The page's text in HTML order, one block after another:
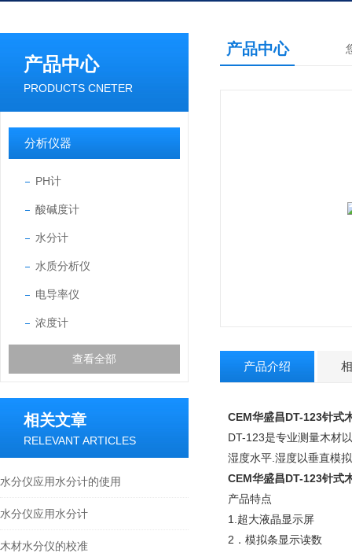
产品中心
PRODUCTS CNETER
分析仪器
PH计
酸碱度计
水分计
水质分析仪
电导率仪
浓度计
查看全部
相关文章
RELEVANT ARTICLES
水分仪应用水分计的使用
水分仪应用水分计
木材水分仪的校准
产品中心
产品介绍
CEM华盛昌DT-123针式
DT-123是专业测量木材
湿度水平.湿度以垂直模
CEM华盛昌DT-123针式
产品特点
1.超大液晶显示屏
2．模拟条显示读数